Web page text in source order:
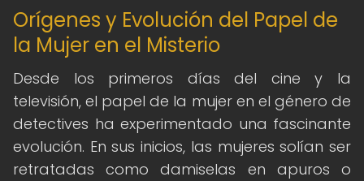
Orígenes y Evolución del Papel de
la Mujer en el Misterio
Desde los primeros días del cine y la
televisión, el papel de la mujer en el género de
detectives ha experimentado una fascinante
evolución. En sus inicios, las mujeres solían ser
retratadas como damiselas en apuros o